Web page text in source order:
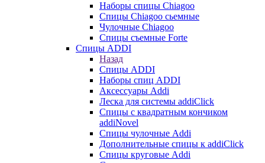
Наборы спицы Chiagoo
Спицы Chiagoo сьемные
Чулочные Chiagoo
Спицы съемные Forte
Спицы ADDI
Назад
Спицы ADDI
Наборы спиц ADDI
Аксессуары Addi
Леска для системы addiClick
Спицы с квадратным кончиком
addiNovel
Спицы чулочные Addi
Дополнительные спицы к addiClick
Спицы круговые Addi